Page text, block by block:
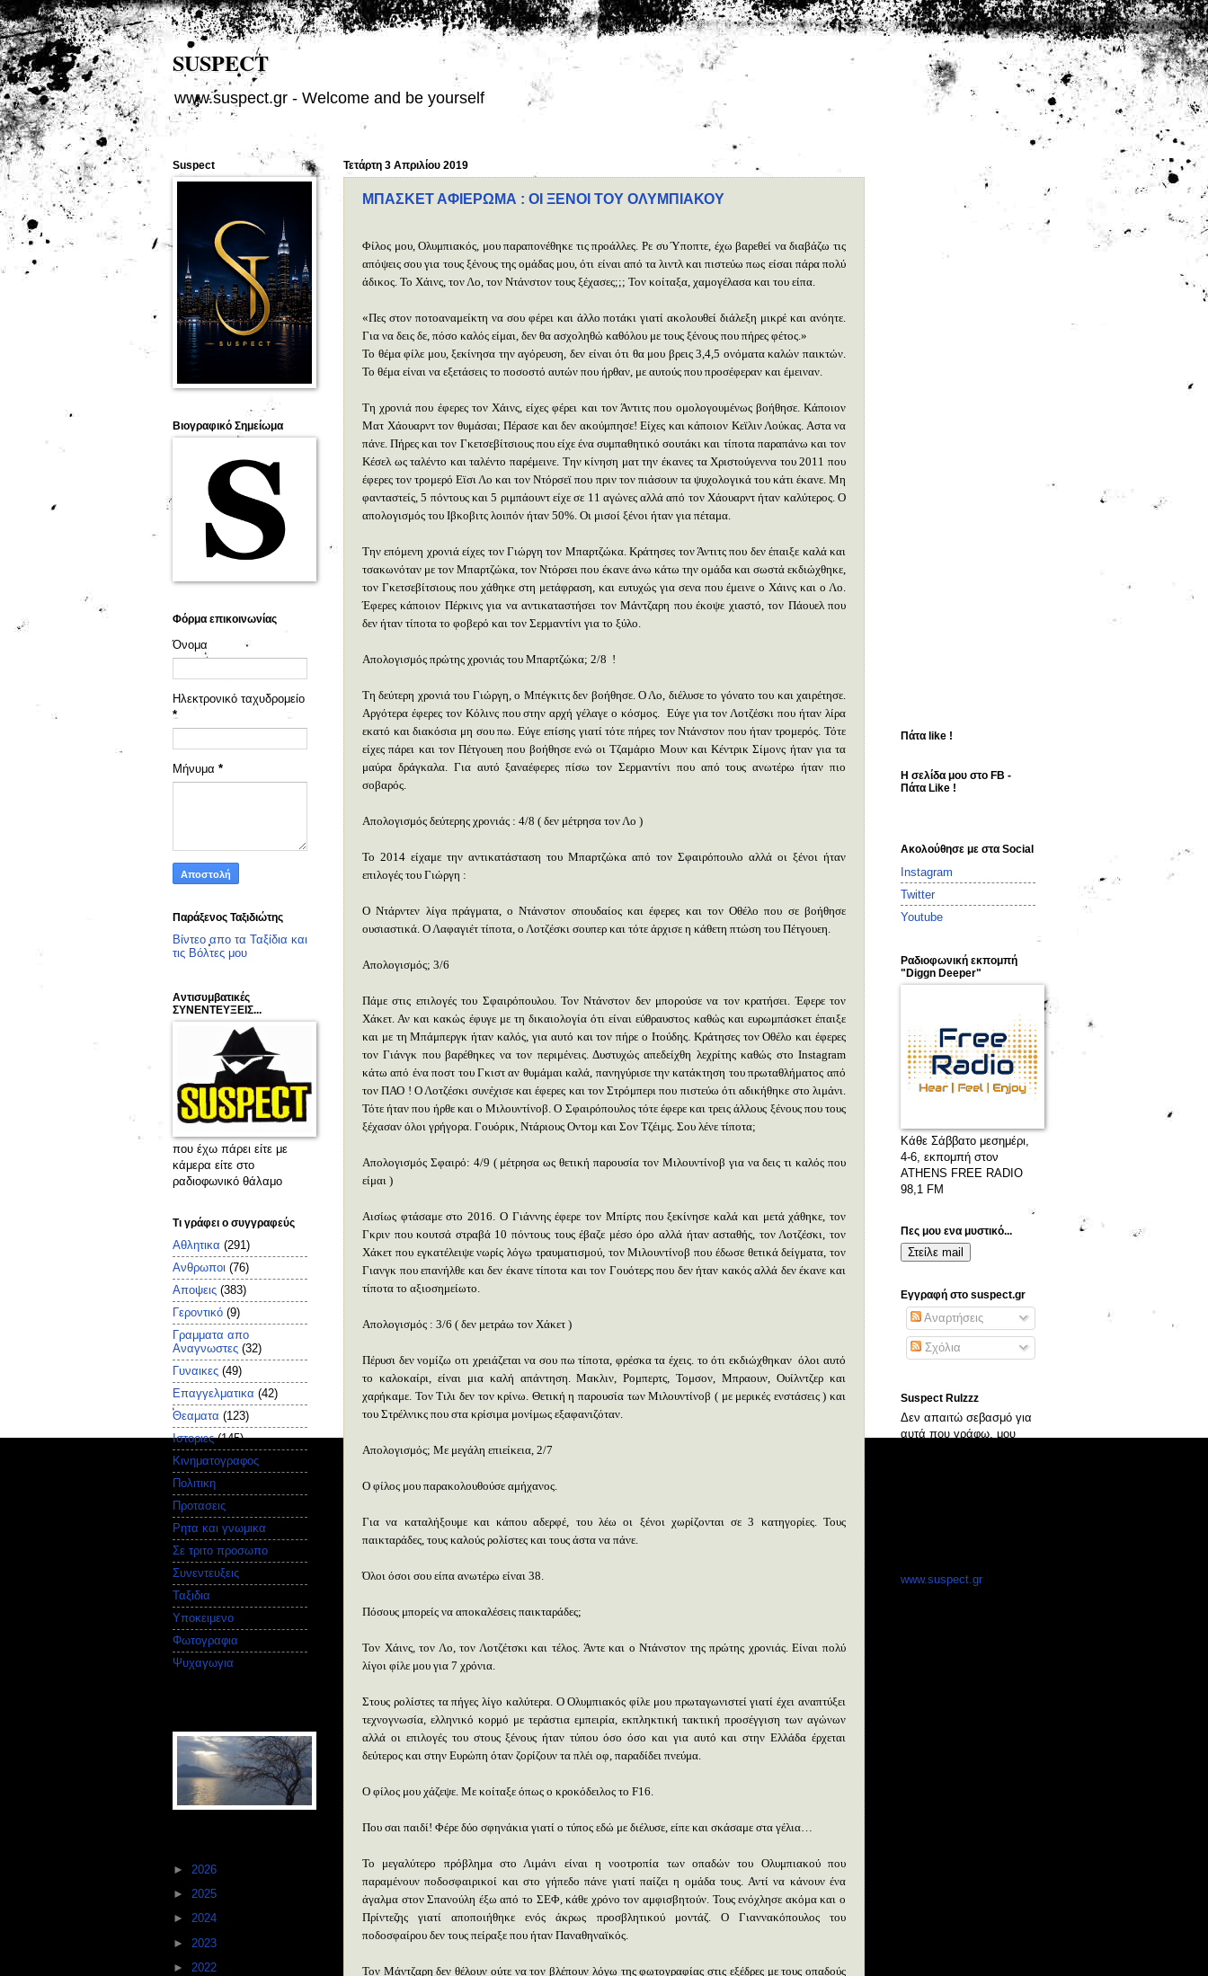
SUSPECT
www.suspect.gr - Welcome and be yourself
Τετάρτη 3 Απριλίου 2019
ΜΠΑΣΚΕΤ ΑΦΙΕΡΩΜΑ : ΟΙ ΞΕΝΟΙ ΤΟΥ ΟΛΥΜΠΙΑΚΟΥ
Φίλος μου, Ολυμπιακός, μου παραπονέθηκε τις προάλλες. Ρε συ Ύποπτε, έχω βαρεθεί να διαβάζω τις
απόψεις σου για τους ξένους της ομάδας μου, ότι είναι από τα λιντλ και πιστεύω πως είσαι πάρα πολύ
άδικος. Το Χάινς, τον Λο, τον Ντάνστον τους ξέχασες;;; Τον κοίταξα, χαμογέλασα και του είπα.
«Πες στον ποτοαναμείκτη να σου φέρει και άλλο ποτάκι γιατί ακολουθεί διάλεξη μικρέ και ανόητε.
Για να δεις δε, πόσο καλός είμαι, δεν θα ασχοληθώ καθόλου με τους ξένους που πήρες φέτος.»
Το θέμα φίλε μου, ξεκίνησα την αγόρευση, δεν είναι ότι θα μου βρεις 3,4,5 ονόματα καλών παικτών.
Το θέμα είναι να εξετάσεις το ποσοστό αυτών που ήρθαν, με αυτούς που προσέφεραν και έμειναν.
Τη χρονιά που έφερες τον Χάινς, είχες φέρει και τον Άντιτς που ομολογουμένως βοήθησε. Κάποιον
Ματ Χάουαρντ τον θυμάσαι; Πέρασε και δεν ακούμπησε! Είχες και κάποιον Κεϊλιν Λούκας. Αστα να
πάνε. Πήρες και τον Γκετσεβίτσιους που είχε ένα συμπαθητικό σουτάκι και τίποτα παραπάνω και τον
Κέσελ ως ταλέντο και ταλέντο παρέμεινε. Την κίνηση ματ την έκανες τα Χριστούγεννα του 2011 που
έφερες τον τρομερό Εϊσι Λο και τον Ντόρσεϊ που πριν τον πιάσουν τα ψυχολογικά του κάτι έκανε. Μη
φανταστείς, 5 πόντους και 5 ριμπάουντ είχε σε 11 αγώνες αλλά από τον Χάουαρντ ήταν καλύτερος. Ο
απολογισμός του Ιβκοβιτς λοιπόν ήταν 50%. Οι μισοί ξένοι ήταν για πέταμα.
Την επόμενη χρονιά είχες τον Γιώργη τον Μπαρτζώκα. Κράτησες τον Άντιτς που δεν έπαιξε καλά και
τσακωνόταν με τον Μπαρτζώκα, τον Ντόρσει που έκανε άνω κάτω την ομάδα και σωστά εκδιώχθηκε,
τον Γκετσεβίτσιους που χάθηκε στη μετάφραση, και ευτυχώς για σενα που έμεινε ο Χάινς και ο Λο.
Έφερες κάποιον Πέρκινς για να αντικαταστήσει τον Μάντζαρη που έκοψε χιαστό, τον Πάουελ που
δεν ήταν τίποτα το φοβερό και τον Σερμαντίνι για το ξύλο.
Απολογισμός πρώτης χρονιάς του Μπαρτζώκα; 2/8 !
Τη δεύτερη χρονιά του Γιώργη, ο Μπέγκιτς δεν βοήθησε. Ο Λο, διέλυσε το γόνατο του και χαιρέτησε.
Αργότερα έφερες τον Κόλινς που στην αρχή γέλαγε ο κόσμος.
Εύγε για τον Λοτζέσκι που ήταν λίρα
εκατό και διακόσια μη σου πω. Εύγε επίσης γιατί τότε πήρες τον Ντάνστον που ήταν τρομερός. Τότε
είχες πάρει και τον Πέτγουεη που βοήθησε ενώ οι Τζαμάριο Μουν και Κέντρικ Σίμονς ήταν για τα
μαύρα δράγκαλα. Για αυτό ξαναέφερες πίσω τον Σερμαντίνι που από τους ανωτέρω ήταν πιο
σοβαρός.
Απολογισμός δεύτερης χρονιάς : 4/8 ( δεν μέτρησα τον Λο )
Το 2014 είχαμε την αντικατάσταση του Μπαρτζώκα από τον Σφαιρόπουλο αλλά οι ξένοι ήταν
επιλογές του Γιώργη :
Ο Ντάρντεν λίγα πράγματα, ο Ντάνστον σπουδαίος και έφερες και τον Οθέλο που σε βοήθησε
ουσιαστικά. Ο Λαφαγιέτ τίποτα, ο Λοτζέσκι σουπερ και τότε άρχισε η κάθετη πτώση του Πέτγουεη.
Απολογισμός; 3/6
Πάμε στις επιλογές του Σφαιρόπουλου. Τον Ντάνστον δεν μπορούσε να τον κρατήσει. Έφερε τον
Χάκετ. Αν και κακώς έφυγε με τη δικαιολογία ότι είναι εύθραυστος καθώς και ευρωμπάσκετ έπαιξε
και με τη Μπάμπεργκ ήταν καλός, για αυτό και τον πήρε ο Ιτούδης. Κράτησες τον Οθέλο και έφερες
τον Γιάνγκ που βαρέθηκες να τον περιμένεις. Δυστυχώς απεδείχθη λεχρίτης καθώς στο Instagram
κάτω από ένα ποστ του Γκιστ αν θυμάμαι καλά, πανηγύρισε την κατάκτηση του πρωταθλήματος από
τον ΠΑΟ ! Ο Λοτζέσκι συνέχισε και έφερες και τον Στρόμπερι που πιστεύω ότι αδικήθηκε στο λιμάνι.
Τότε ήταν που ήρθε και ο Μιλουντίνοβ. Ο Σφαιρόπουλος τότε έφερε και τρεις άλλους ξένους που τους
ξέχασαν όλοι γρήγορα. Γουόρικ, Ντάριους Οντομ και Σον Τζέιμς. Σου λένε τίποτα;
Απολογισμός Σφαιρό: 4/9 ( μέτρησα ως θετική παρουσία τον Μιλουντίνοβ για να δεις τι καλός που
είμαι )
Αισίως φτάσαμε στο 2016. Ο Γιάννης έφερε τον Μπίρτς που ξεκίνησε καλά και μετά χάθηκε, τον
Γκριν που κουτσά στραβά 10 πόντους τους έβαζε μέσο όρο αλλά ήταν ασταθής, τον Λοτζέσκι, τον
Χάκετ που εγκατέλειψε νωρίς λόγω τραυματισμού, τον Μιλουντίνοβ που έδωσε θετικά δείγματα, τον
Γιανγκ που επανήλθε και δεν έκανε τίποτα και τον Γουότερς που δεν ήταν κακός αλλά δεν έκανε και
τίποτα το αξιοσημείωτο.
Απολογισμός : 3/6 ( δεν μετράω τον Χάκετ )
Πέρυσι δεν νομίζω οτι χρειάζεται να σου πω τίποτα, φρέσκα τα έχεις. το ότι εκδιώχθηκαν όλοι αυτό
το καλοκαίρι, είναι μια καλή απάντηση. Μακλιν, Ρομπερτς, Τομσον, Μπραουν, Ουίλντζερ και
χαρήκαμε. Τον Τιλι δεν τον κρίνω. Θετική η παρουσία των Μιλουντίνοβ ( με μερικές ενστάσεις ) και
του Στρέλνικς που στα κρίσιμα μονίμως εξαφανιζόταν.
Απολογισμός; Με μεγάλη επιείκεια, 2/7
Ο φίλος μου παρακολουθούσε αμήχανος.
Για να καταλήξουμε και κάπου αδερφέ, του λέω οι ξένοι χωρίζονται σε 3 κατηγορίες. Τους
παικταράδες, τους καλούς ρολίστες και τους άστα να πάνε.
Όλοι όσοι σου είπα ανωτέρω είναι 38.
Πόσους μπορείς να αποκαλέσεις παικταράδες;
Τον Χάινς, τον Λο, τον Λοτζέτσκι και τέλος. Άντε και ο Ντάνστον της πρώτης χρονιάς. Είναι πολύ
λίγοι φίλε μου για 7 χρόνια.
Στους ρολίστες τα πήγες λίγο καλύτερα. Ο Ολυμπιακός φίλε μου πρωταγωνιστεί γιατί έχει αναπτύξει
τεχνογνωσία, ελληνικό κορμό με τεράστια εμπειρία, εκπληκτική τακτική προσέγγιση των αγώνων
αλλά οι επιλογές του στους ξένους ήταν τύπου όσο όσο και για αυτό και στην Ελλάδα έρχεται
δεύτερος και στην Ευρώπη όταν ζορίζουν τα πλέι οφ, παραδίδει πνεύμα.
Ο φίλος μου χάζεψε. Με κοίταξε όπως ο κροκόδειλος το F16.
Που σαι παιδί! Φέρε δύο σφηνάκια γιατί ο τύπος εδώ με διέλυσε, είπε και σκάσαμε στα γέλια…
Το μεγαλύτερο πρόβλημα στο Λιμάνι είναι η νοοτροπία των οπαδών του Ολυμπιακού που
παραμένουν ποδοσφαιρικοί και στο γήπεδο πάνε γιατί παίζει η ομάδα τους. Αντί να κάνουν ένα
άγαλμα στον Σπανούλη έξω από το ΣΕΦ, κάθε χρόνο τον αμφισβητούν. Τους ενόχλησε ακόμα και ο
Πρίντεζης γιατί αποποιήθηκε ενός άκρως προσβλητικού μοντάζ. Ο Γιαννακόπουλος του
ποδοσφαίρου δεν τους πείραξε που ήταν Παναθηναϊκός.
Τον Μάντζαρη δεν θέλουν ούτε να τον βλέπουν λόγω της φωτογραφίας στις εξέδρες με τους οπαδούς
Suspect
Βιογραφικό Σημείωμα
Φόρμα επικοινωνίας
Όνομα
Ηλεκτρονικό ταχυδρομείο
*
Μήνυμα *
Παράξενος Ταξιδιώτης
Βίντεο απο τα Ταξίδια και
τις Βόλτες μου
Αντισυμβατικές
ΣΥΝΕΝΤΕΥΞΕΙΣ...
που έχω πάρει είτε με
κάμερα είτε στο
ραδιοφωνικό θάλαμο
Τι γράφει ο συγγραφεύς
Αθλητικα (291)
Ανθρωποι (76)
Αποψεις (383)
Γεροντικό (9)
Γραμματα απο
Αναγνωστες (32)
Γυναικες (49)
Επαγγελματικα (42)
Θεαματα (123)
Ιστοριες (145)
Κινηματογραφος
Πολιτικη
Προτασεις
Ρητα και γνωμικα
Σε τριτο προσωπο
Συνεντευξεις
Ταξιδια
Υποκειμενο
Φωτογραφια
Ψυχαγωγια
► 2026
► 2025
► 2024
► 2023
► 2022
Πάτα like !
Η σελίδα μου στο FB -
Πάτα Like !
Ακολούθησε με στα Social
Instagram
Twitter
Youtube
Ραδιοφωνική εκπομπή
"Diggn Deeper"
Κάθε Σάββατο μεσημέρι,
4-6, εκπομπή στον
ATHENS FREE RADIO
98,1 FM
Πες μου ενα μυστικό...
Εγγραφή στο suspect.gr
Αναρτήσεις
Σχόλια
Suspect Rulzzz
Δεν απαιτώ σεβασμό για
αυτά που γράφω, μου
www.suspect.gr